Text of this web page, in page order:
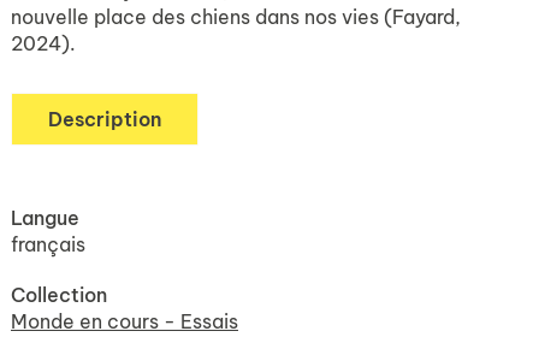
nouvelle place des chiens dans nos vies (Fayard,
2024).
Description
Langue
français
Collection
Monde en cours - Essais